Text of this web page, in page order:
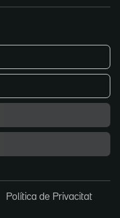
Política de Privacitat